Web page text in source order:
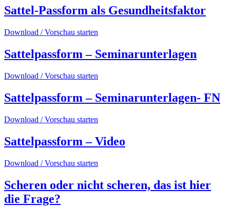
Sattel-Passform als Gesundheitsfaktor
Download / Vorschau starten
Sattelpassform – Seminarunterlagen
Download / Vorschau starten
Sattelpassform – Seminarunterlagen- FN
Download / Vorschau starten
Sattelpassform – Video
Download / Vorschau starten
Scheren oder nicht scheren, das ist hier
die Frage?